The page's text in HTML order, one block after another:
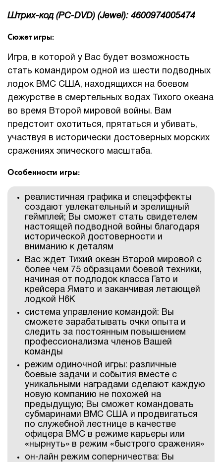
Штрих-код (PC-DVD) (Jewel): 4600974005474
Сюжет игры:
Игра, в которой у Вас будет возможность
стать командиром одной из шести подводных
лодок ВМС США, находящихся на боевом
дежурстве в смертельных водах Тихого океана
во время Второй мировой войны. Вам
предстоит охотиться, прятаться и убивать,
участвуя в исторически достоверных морских
сражениях эпического масштаба.
Особенности игры:
реалистичная графика и спецэффекты
создают увлекательный и зрелищный
геймплей; Вы сможет стать свидетелем
настоящей подводной войны благодаря
исторической достоверности и
вниманию к деталям
Вас ждет Тихий океан Второй мировой с
более чем 75 образцами боевой техники,
начиная от подлодок класса Гато и
крейсера Ямато и заканчивая летающей
лодкой H6K
система управление командой: Вы
сможете зарабатывать очки опыта и
следить за постоянным повышением
профессионализма членов Вашей
команды
режим одиночной игры: различные
боевые задачи и события вместе с
уникальными наградами сделают каждую
новую компанию не похожей на
предыдущую; Вы сможет командовать
субмаринами ВМС США и продвигаться
по служебной лестнице в качестве
офицера ВМС в режиме карьеры или
«нырнуть» в режим «быстрого сражения»
он-лайн режим соперничества: Вы